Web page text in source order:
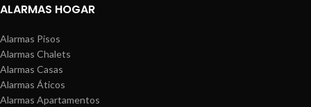
ALARMAS HOGAR
Alarmas Pisos
Alarmas Chalets
Alarmas Casas
Alarmas Áticos
Alarmas Apartamentos